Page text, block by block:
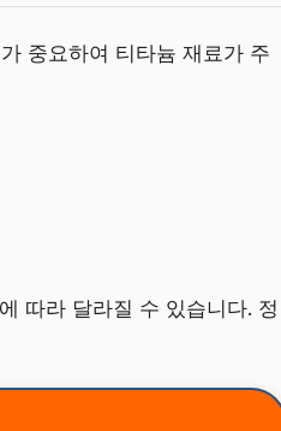
중요하여 티타늄 재료가 주
따라 달라질 수 있습니다. 정